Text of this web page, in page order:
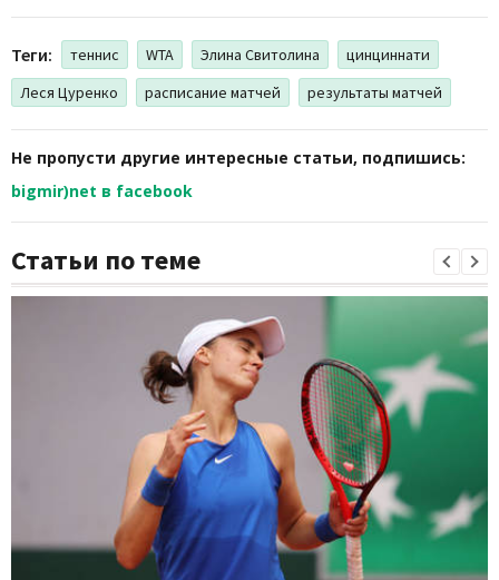
Теги: теннис WTA Элина Свитолина
цинциннати
Леся Цуренко
расписание матчей результаты матчей
Не пропусти другие интересные статьи, подпишись:
bigmir)net в facebook
Статьи по теме